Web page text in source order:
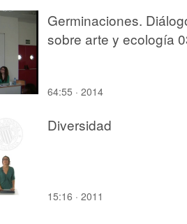
Germinaciones.
sobre arte y ecología
64:55 · 2014
Diversidad
15:16 · 2011